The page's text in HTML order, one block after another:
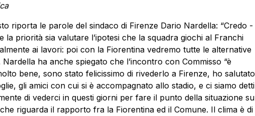
riporta le parole del sindaco di Firenze Dario Nardella: “Credo -
la priorità sia valutare l’ipotesi che la squadra giochi al Franchi
ai lavori: poi con la Fiorentina vedremo tutte le alternative
Nardella ha anche spiegato che l’incontro con Commisso “è
bene, sono stato felicissimo di rivederlo a Firenze, ho salutato
gli amici con cui si è accompagnato allo stadio, e ci siamo detti
di vederci in questi giorni per fare il punto della situazione su
riguarda il rapporto fra la Fiorentina ed il Comune. Il clima è di